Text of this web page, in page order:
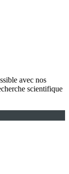
avec nos
scientifique